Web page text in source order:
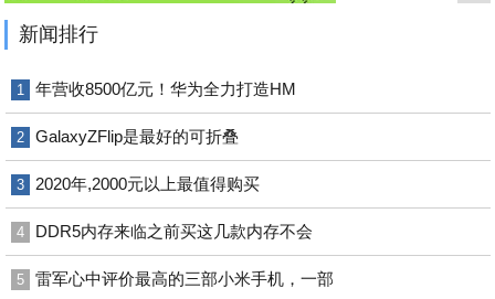
新闻排行
1 年营收8500亿元！华为全力打造HM
2 GalaxyZFlip是最好的可折叠
3 2020年,2000元以上最值得购买
4 DDR5内存来临之前买这几款内存不会
5 雷军心中评价最高的三部小米手机，一部